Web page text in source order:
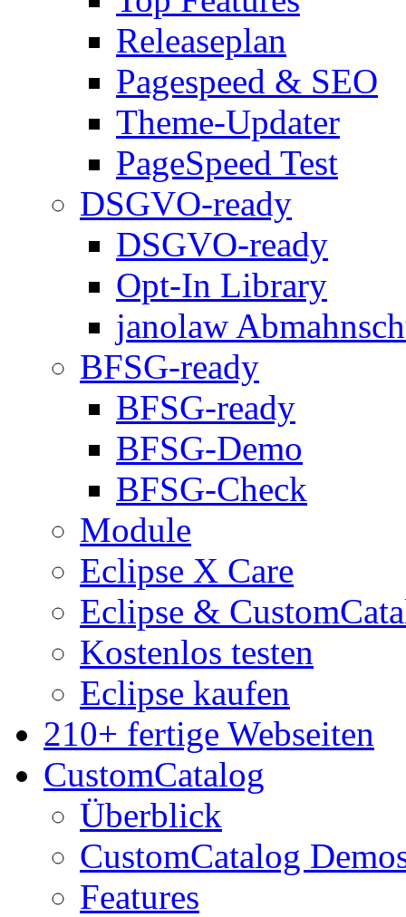
Releaseplan
Pagespeed & SEO
Theme-Updater
PageSpeed Test
DSGVO-ready
DSGVO-ready
Opt-In Library
janolaw
BFSG-ready
BFSG-ready
BFSG-Demo
BFSG-Check
Module
Eclipse X Care
Eclipse &
Kostenlos testen
Eclipse kaufen
210+ fertige Webseiten
CustomCatalog
Überblick
CustomCatalog
Features